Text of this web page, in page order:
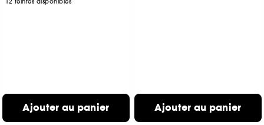
Ajouter au panier Ajouter au panier